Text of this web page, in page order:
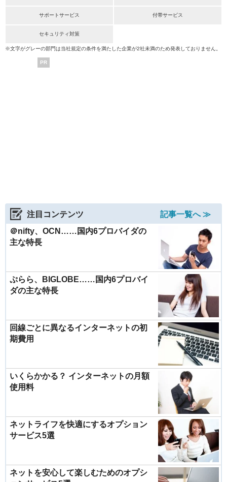
サポートサービス 付帯サービス
セキュリティ対策
※文字がグレーの部門は当社規定の条件を満たした企業が2社未満のため発表しておりません。
PR
注目コンテンツ
記事一覧へ ≫
＠nifty、OCN……国内6プロバイダの
主な特長
ぷらら、BIGLOBE……国内6プロバイ
ダの主な特長
回線ごとに異なるインターネットの初
期費用
いくらかかる？ インターネットの月額
使用料
ネットライフを快適にするオプション
サービス5選
ネットを安心して楽しむためのオプシ